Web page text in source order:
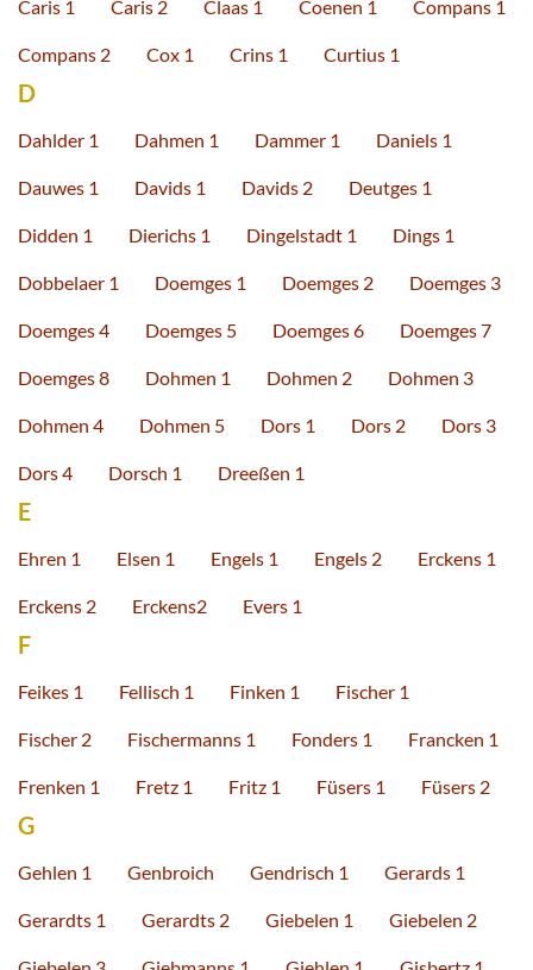
Caris 1 Caris 2 Claas 1 Coenen 1 Compans 1
Compans 2 Cox 1 Crins 1 Curtius 1
D
Dahlder 1 Dahmen 1 Dammer 1 Daniels 1
Dauwes 1 Davids 1 Davids 2 Deutges 1
Didden 1 Dierichs 1 Dingelstadt 1 Dings 1
Dobbelaer 1 Doemges 1 Doemges 2 Doemges 3
Doemges 4 Doemges 5 Doemges 6 Doemges 7
Doemges 8 Dohmen 1 Dohmen 2 Dohmen 3
Dohmen 4 Dohmen 5 Dors 1 Dors 2 Dors 3
Dors 4 Dorsch 1 Dreeßen 1
E
Ehren 1 Elsen 1 Engels 1 Engels 2 Erckens 1
Erckens 2 Erckens2 Evers 1
F
Feikes 1 Fellisch 1 Finken 1 Fischer 1
Fischer 2 Fischermanns 1 Fonders 1 Francken 1
Frenken 1 Fretz 1 Fritz 1 Füsers 1 Füsers 2
G
Gehlen 1 Genbroich Gendrisch 1 Gerards 1
Gerardts 1 Gerardts 2 Giebelen 1 Giebelen 2